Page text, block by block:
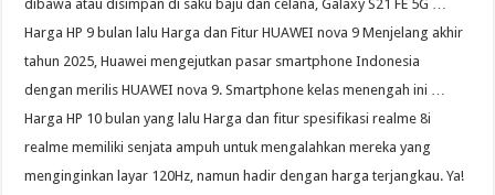
dibawa atau disimpan di saku baju dan celana, Galaxy S21 FE 5G …
Harga HP 9 bulan lalu Harga dan Fitur HUAWEI nova 9 Menjelang akhir
tahun 2025, Huawei mengejutkan pasar smartphone Indonesia
dengan merilis HUAWEI nova 9. Smartphone kelas menengah ini …
Harga HP 10 bulan yang lalu Harga dan fitur spesifikasi realme 8i
realme memiliki senjata ampuh untuk mengalahkan mereka yang
menginginkan layar 120Hz, namun hadir dengan harga terjangkau. Ya!